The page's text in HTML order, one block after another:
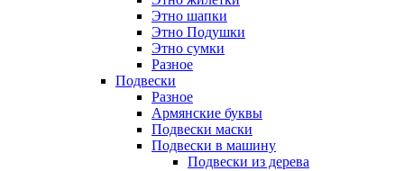
Этно шапки
Этно Подушки
Этно сумки
Разное
Подвески
Разное
Армянские буквы
Подвески маски
Подвески в машину
Подвески из дерева